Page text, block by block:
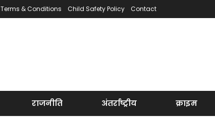
Terms & Conditions Child Safety Policy Contact
राजनीति अंतर्राष्ट्रीय क्राइम